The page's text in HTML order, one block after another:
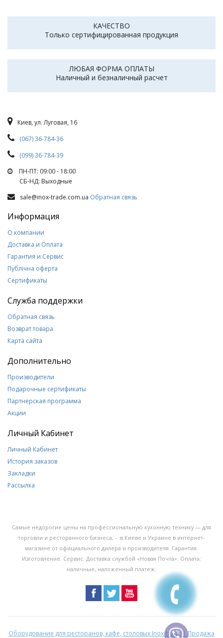
КАЧЕСТВО
Только сертифицированная продукция
ЛЮБАЯ ФОРМА ОПЛАТЫ
Наличный и безналичный расчет
Киев, ул. Луговая, 16
(067) 36-784-36
(099) 36-784-39
ПН-ПТ: 09:00 - 18:00
СБ-НД: Выходные
sale@inox-trade.com.ua Обратная связь
Информация
О компании
Доставка и Оплата
Гарантия и Сервис
Публічна оферта
Сертификаты
Служба поддержки
Обратная связь
Возврат товара
Карта сайта
Дополнительно
Производители
Подарочные сертификаты
Партнерская программа
Акции
Личный Кабинет
Личный Кабинет
История заказов
Закладки
Рассылка
Самые недорогие цены на профессиональную кухонную технику — для
торговли и ресторанного бизнеса, - в Киеве и Украине в интернет-
магазине от официального дилера и производителя. Гарантия.
Изготовление. Сервис. Доставка службой «Новая Почта». Оплата:
наличные, наложенный платеж.
Оборудование для ресторанов, кафе, столовых Inox-trade | Продажа